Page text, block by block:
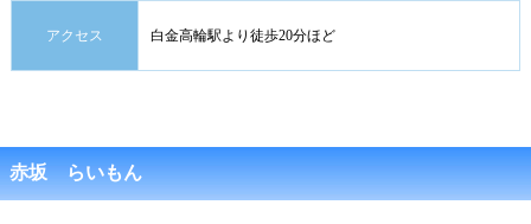
アクセス 白金高輪駅より徒歩20分ほど
赤坂 らいもん